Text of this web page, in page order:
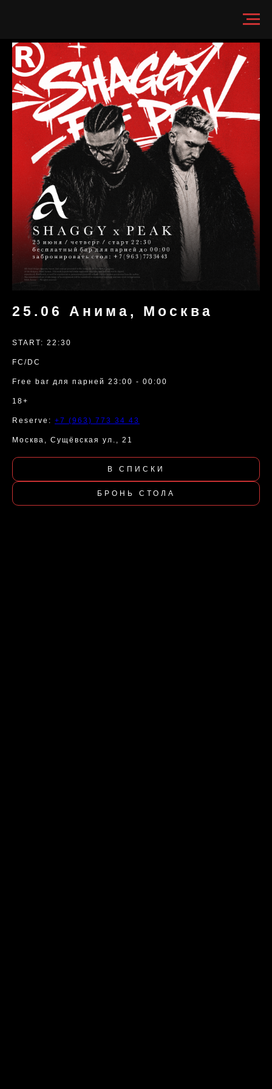
25.06 Анима, Москва
START: 22:30
FC/DC
Free bar для парней 23:00 - 00:00
18+
Reserve: +7 (963) 773 34 43
Москва, Сущёвская ул., 21
В СПИСКИ
БРОНЬ СТОЛА